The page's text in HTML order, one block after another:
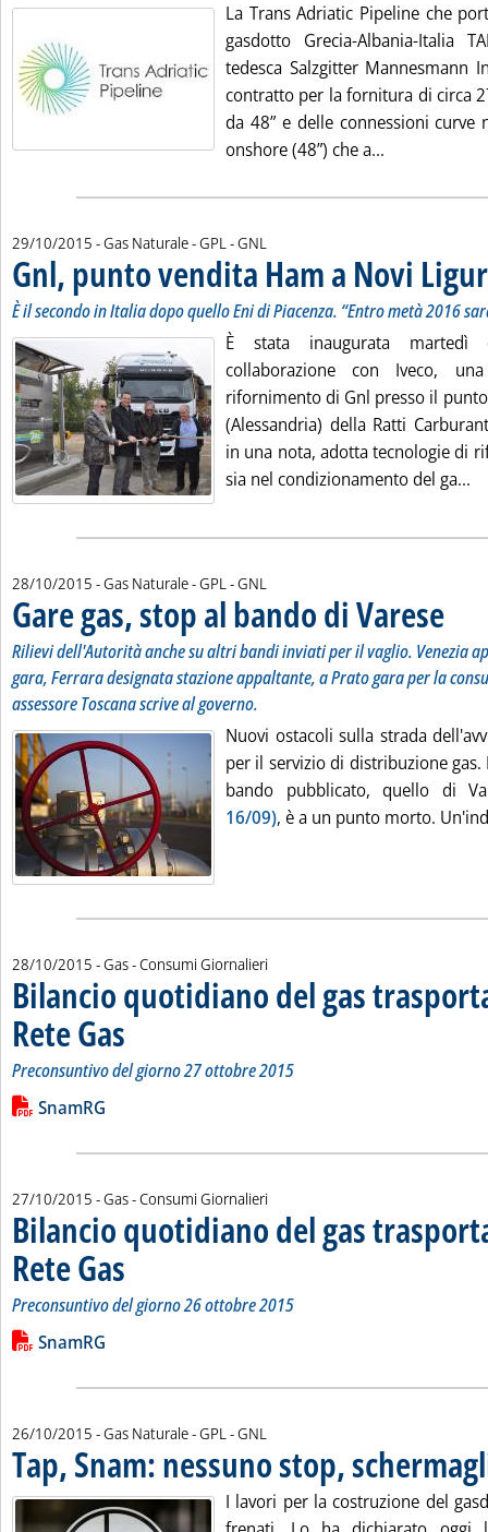
La Trans Adriatic Pipeline che
gasdotto Grecia-Albania-Italia
tedesca Salzgitter Mannesmann
contratto per la fornitura di circa
da 48” e delle connessioni curve
onshore (48”) che a...
29/10/2015 - Gas Naturale - GPL - GNL
Gnl, punto vendita Ham a Novi
È il secondo in Italia dopo quello Eni di Piacenza. “Entro metà 2016
È stata inaugurata
collaborazione con Iveco,
rifornimento di Gnl presso il
(Alessandria) della Ratti
in una nota, adotta tecnologie di
sia nel condizionamento del ga...
28/10/2015 - Gas Naturale - GPL - GNL
Gare gas, stop al bando di Varese
Rilievi dell'Autorità anche su altri bandi inviati per il vaglio. Venezia
gara, Ferrara designata stazione appaltante, a Prato gara per la
assessore Toscana scrive al governo.
Nuovi ostacoli sulla strada
per il servizio di distribuzione
bando pubblicato, quello di
16/09), è a un punto morto.
28/10/2015 - Gas - Consumi Giornalieri
Bilancio quotidiano del gas
Rete Gas . Sottotitolo: Preconsuntivo del giorno 27 ottobre 2015
. Pubblicata mercoledì 28 ottobre 2015 alle 14.54.
Preconsuntivo del giorno 27 ottobre 2015
Leggi tutta la notizia: 'Bilancio quotidiano del gas
Lista allegati PDF alla notizia
SnamRG
27/10/2015 - Gas - Consumi Giornalieri
Bilancio quotidiano del gas
Rete Gas . Sottotitolo: Preconsuntivo del giorno 26 ottobre 2015
. Pubblicata martedì 27 ottobre 2015 alle 15.7.
Preconsuntivo del giorno 26 ottobre 2015
Leggi tutta la notizia: 'Bilancio quotidiano del gas
Lista allegati PDF alla notizia
SnamRG
26/10/2015 - Gas Naturale - GPL - GNL
Tap, Snam: nessuno stop,
I lavori per la costruzione del